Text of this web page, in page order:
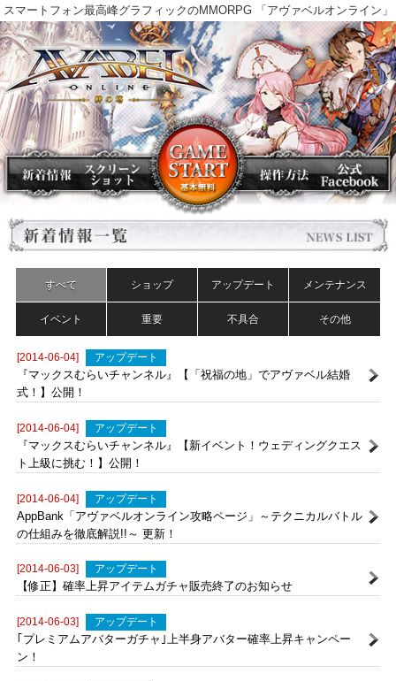
スマートフォン最高峰グラフィックのMMORPG 「アヴァベルオンラ
すべて ショップ アップデート メンテナンス
[2014-06-04] アップデート
『マックスむらいチャンネル』【「祝福の地」でアヴァベル結婚
式！】公開！
[2014-06-04] アップデート
『マックスむらいチャンネル』【新イベント！ウェディングクエス
ト上級に挑む！】公開！
[2014-06-04] アップデート
の仕組みを徹底解説!!～ 更新！
【修正】確率上昇アイテムガチャ販売終了のお知らせ
[2014-06-03] アップデート